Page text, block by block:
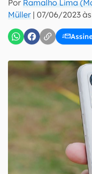
Por Ramalho Lima
Müller | 07/06/2023 às
Uso e Política de